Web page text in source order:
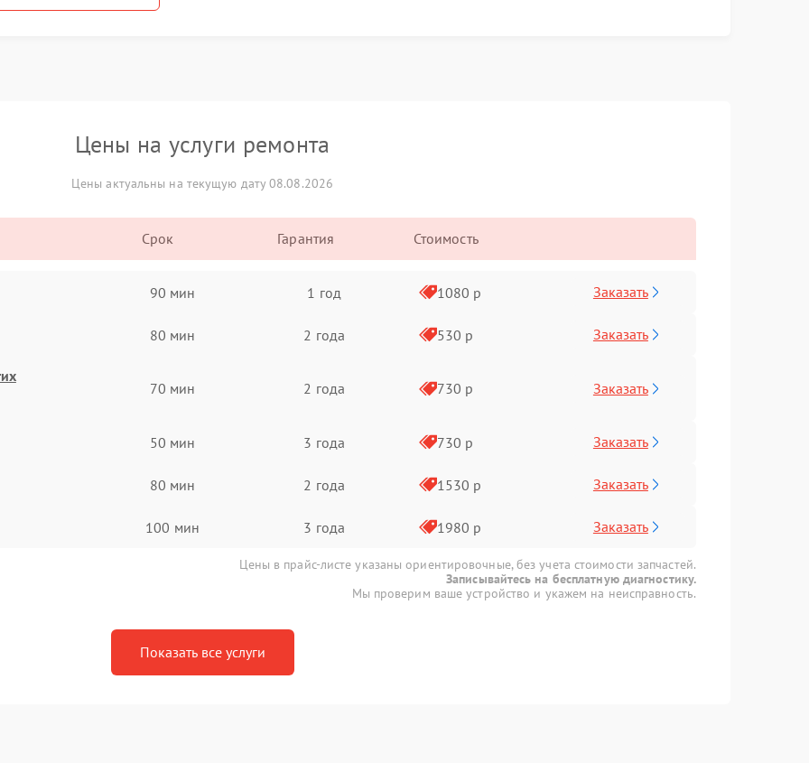
Цены на услуги ремонта
Цены актуальны на текущую дату 08.08.2026
Срок Гарантия Стоимость
90 мин 1 год 1080 р Заказать
80 мин 2 года 530 р Заказать
70 мин 2 года 730 р Заказать
50 мин 3 года 730 р Заказать
80 мин 2 года 1530 р Заказать
100 мин 3 года 1980 р Заказать
Цены в прайс-листе указаны ориентировочные, без учета стоимости запчастей.
Записывайтесь на бесплатную диагностику.
Мы проверим ваше устройство и укажем на неисправность.
Показать все услуги